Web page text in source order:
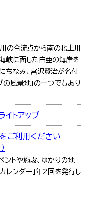
川の合流点から南の北上川
峡に面した白亜の海岸を
ちなみ、宮沢賢治が名付
の風景地」の一つでもあり
イトアップ
をご利用ください
トや施設、ゆかりの地
レンダー」年2回を発行し